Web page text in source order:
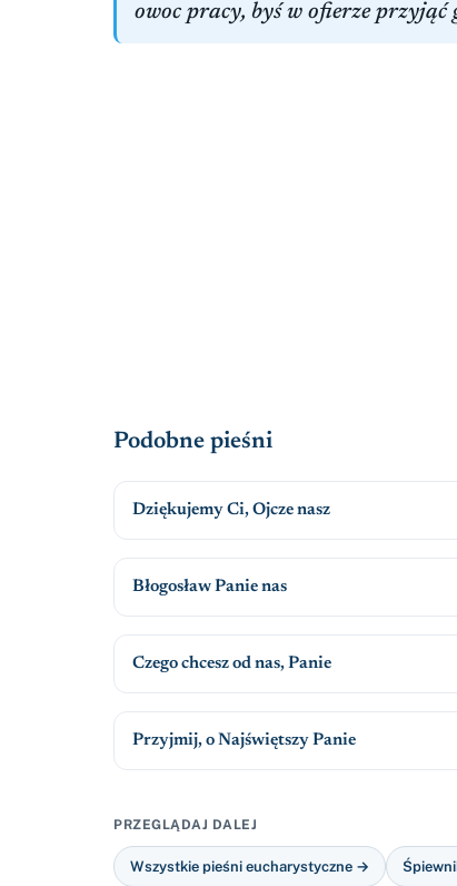
owoc pracy, byś w ofierze przyjąć
Podobne pieśni
Dziękujemy Ci, Ojcze nasz
Błogosław Panie nas
Czego chcesz od nas, Panie
Przyjmij, o Najświętszy Panie
PRZEGLĄDAJ DALEJ
Wszystkie pieśni eucharystyczne →